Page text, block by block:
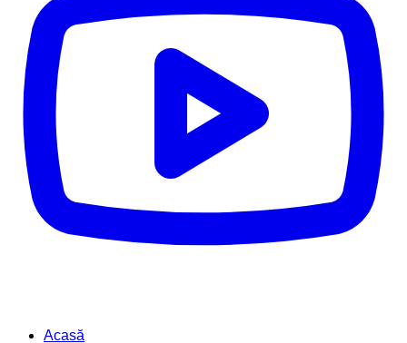
Acasă